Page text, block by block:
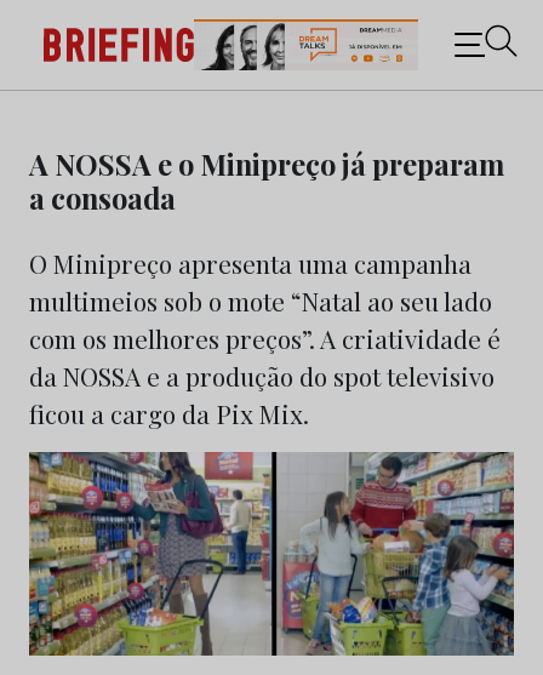
content
Briefing: Todas as notícias sobre os negócios do
Marketing e da Publicidade
A NOSSA e o Minipreço já preparam
a consoada
O Minipreço apresenta uma campanha
multimeios sob o mote “Natal ao seu lado
com os melhores preços”. A criatividade é
da NOSSA e a produção do spot televisivo
ficou a cargo da Pix Mix.